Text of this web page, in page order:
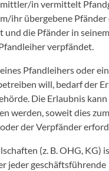
in vermittelt
ihr übergebene Pfänder
und die Pfänder in
verpfändet.
Pfandleihers oder
will, bedarf der
Die Erlaubnis
werden, soweit dies
der Verpfänder
(z. B. OHG, KG)
jeder geschäftsführende